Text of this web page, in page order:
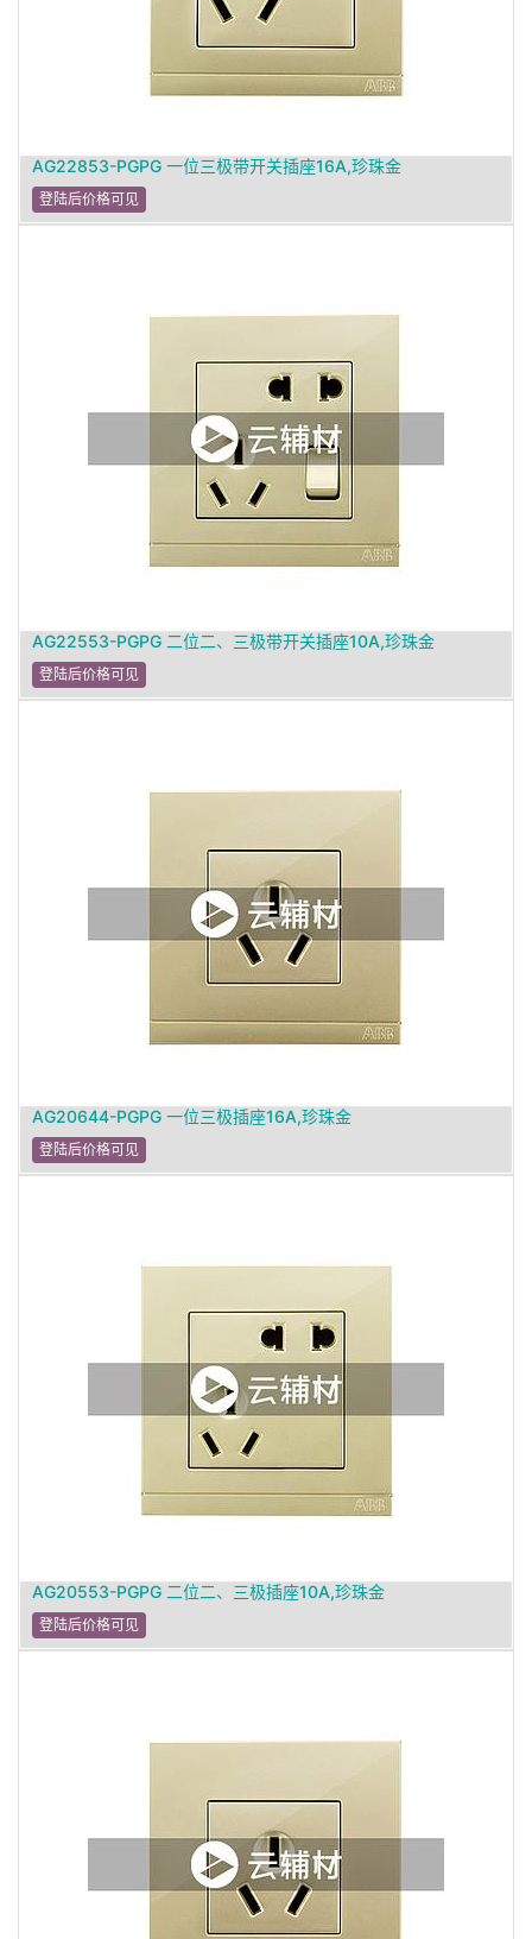
AG22853-PGPG 一位三极带开关插座16A,珍珠金
登陆后价格可见
AG22553-PGPG 二位二、三极带开关插座10A,珍珠金
登陆后价格可见
AG20644-PGPG 一位三极插座16A,珍珠金
登陆后价格可见
AG20553-PGPG 二位二、三极插座10A,珍珠金
登陆后价格可见